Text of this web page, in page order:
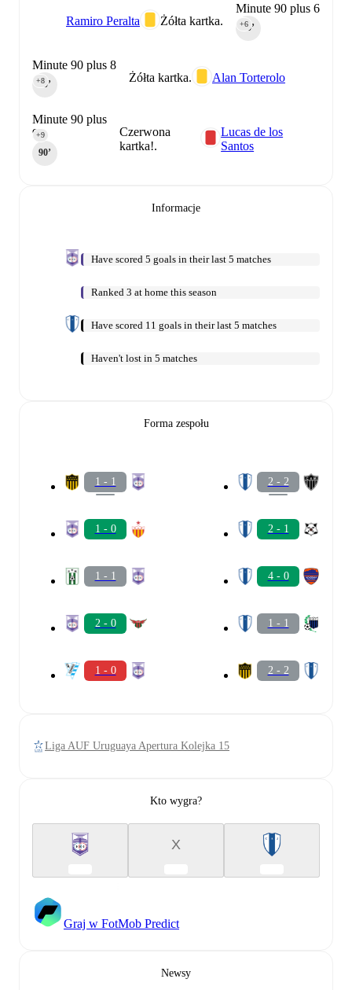
Minute 90 plus 6
90‎’‎
+6
Żółta kartka.
Ramiro Peralta
Żółta kartka. Alan Torterolo
Minute 90 plus 8
90‎’‎
+8
Czerwona
kartka!.
Lucas de los
Santos
Minute 90 plus
9
90‎’‎
+9
Informacje
Have scored 5 goals in their last 5 matches
Ranked 3 at home this season
Have scored 11 goals in their last 5 matches
Haven't lost in 5 matches
Forma zespołu
1 - 1
1 - 0
1 - 1
2 - 0
1 - 0
2 - 2
2 - 1
4 - 0
1 - 1
2 - 2
Liga AUF Uruguaya Apertura Kolejka 15
Kto wygra?
X
Graj w FotMob Predict
Newsy